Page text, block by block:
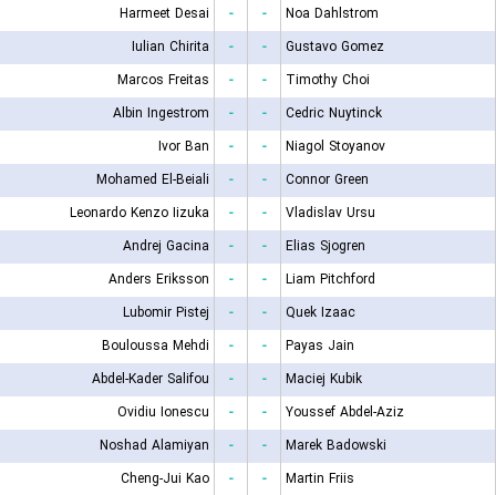
Harmeet Desai
- -
Noa Dahlstrom
Iulian Chirita
- -
Gustavo Gomez
Marcos Freitas
- -
Timothy Choi
Albin Ingestrom
- -
Cedric Nuytinck
Ivor Ban
- -
Niagol Stoyanov
Mohamed El-Beiali
- -
Connor Green
Leonardo Kenzo Iizuka
- -
Vladislav Ursu
Andrej Gacina
- -
Elias Sjogren
Anders Eriksson
- -
Liam Pitchford
Lubomir Pistej
- -
Quek Izaac
Bouloussa Mehdi
- -
Payas Jain
Abdel-Kader Salifou
- -
Maciej Kubik
Ovidiu Ionescu
- -
Youssef Abdel-Aziz
Noshad Alamiyan
- -
Marek Badowski
Cheng-Jui Kao
- -
Martin Friis